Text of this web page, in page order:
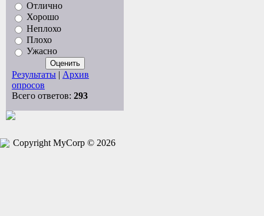
Отлично
Хорошо
Неплохо
Плохо
Ужасно
Результаты | Архив
опросов
Всего ответов: 293
Copyright MyCorp © 2026